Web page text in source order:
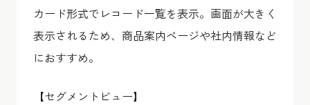
カード形式でレコード一覧を表示。画面が大きく
表示されるため、商品案内ページや社内情報など
におすすめ。
【セグメントビュー】